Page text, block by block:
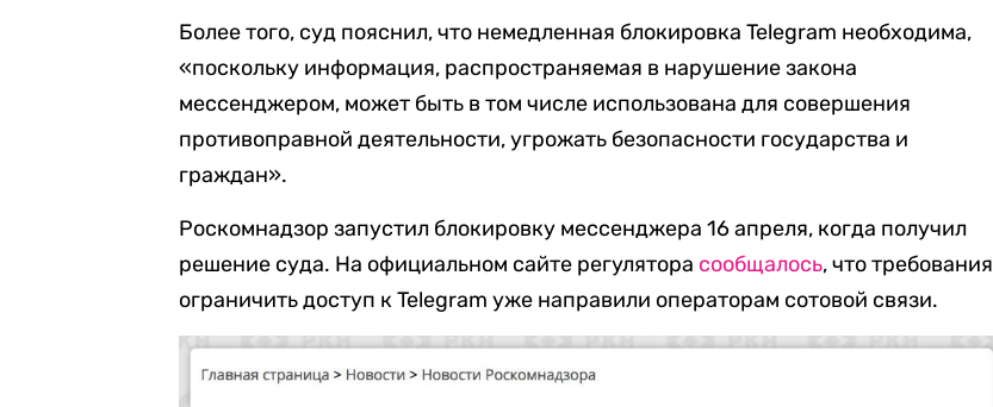
Более того, суд пояснил, что немедленная блокировка Telegram необходима,
«поскольку информация, распространяемая в нарушение закона
мессенджером, может быть в том числе использована для совершения
противоправной деятельности, угрожать безопасности государства и
граждан».
Роскомнадзор запустил блокировку мессенджера 16 апреля, когда получил
решение суда. На официальном сайте регулятора сообщалось, что требования
ограничить доступ к Telegram уже направили операторам сотовой связи.